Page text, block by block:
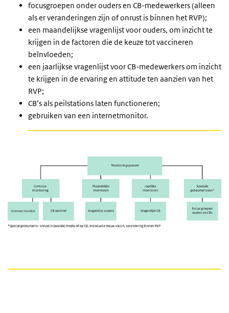
focusgroepen onder ouders en CB-medewerkers (alleen
als er veranderingen zijn of onrust is binnen het RVP);
een maandelijkse vragenlijst voor ouders, om inzicht te
krijgen in de factoren die de keuze tot vaccineren
beïnvloeden;
een jaarlijkse vragenlijst voor CB-medewerkers om inzicht
te krijgen in de ervaring en attitude ten aanzien van het
RVP;
CB’s als peilstations laten functioneren;
gebruiken van een internetmonitor.